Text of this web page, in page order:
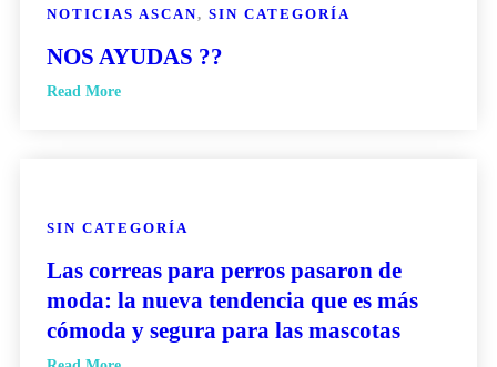
NOTICIAS ASCAN, SIN CATEGORÍA
NOS AYUDAS ??
Read More
SIN CATEGORÍA
Las correas para perros pasaron de
moda: la nueva tendencia que es más
cómoda y segura para las mascotas